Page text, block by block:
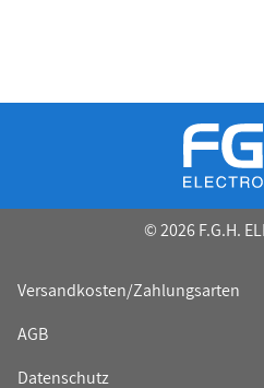
© 2026 F.G.H.
Versandkosten/Zahlungsarten
AGB
Datenschutz